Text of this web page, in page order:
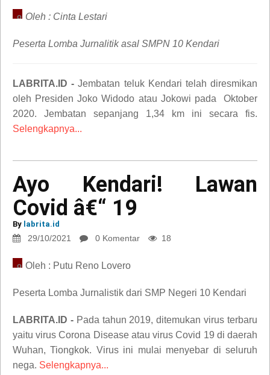
opiniOleh : Cinta Lestari
Peserta Lomba Jurnalitik asal SMPN 10 Kendari
LABRITA.ID -Jembatan teluk Kendari telah diresmikan
oleh Presiden Joko Widodo atau Jokowi pada Oktober
2020. Jembatan sepanjang 1,34 km ini secara fis.
Selengkapnya...
Ayo Kendari! Lawan
Covid â€“ 19
By labrita.id
29/10/2021 0 Komentar 18
opini
Ayo
Kendari!
Lawan
Covid
â€“
Oleh : Putu Reno Lovero
Peserta Lomba Jurnalistik dari SMP Negeri 10 Kendari
LABRITA.ID - Pada tahun 2019, ditemukan virus terbaru
yaitu virus Corona Disease atau virus Covid 19 di daerah
Wuhan, Tiongkok. Virus ini mulai menyebar di seluruh
nega. Selengkapnya...